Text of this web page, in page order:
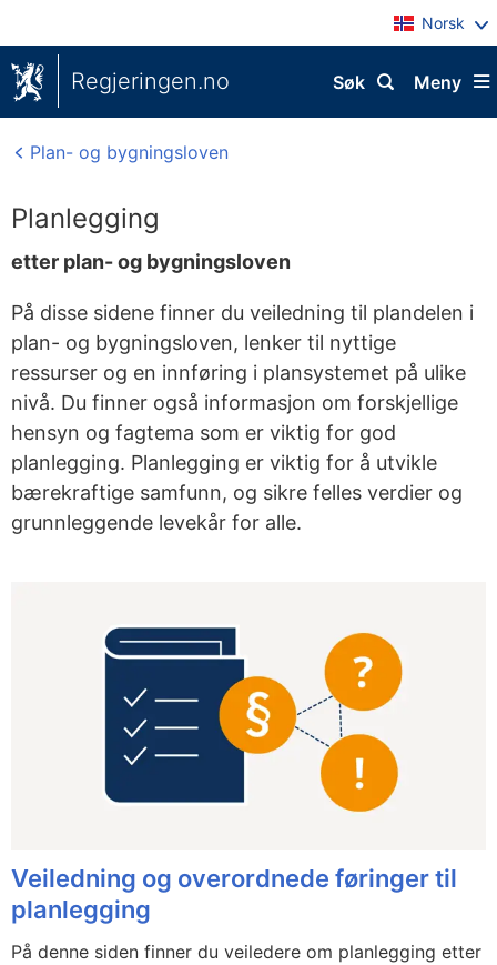
Norsk
Regjeringen.no Meny
Søk
Plan- og bygningsloven
Planlegging
etter plan- og bygningsloven
På disse sidene finner du veiledning til plandelen i
plan- og bygningsloven, lenker til nyttige
ressurser og en innføring i plansystemet på ulike
nivå. Du finner også informasjon om forskjellige
hensyn og fagtema som er viktig for god
planlegging. Planlegging er viktig for å utvikle
bærekraftige samfunn, og sikre felles verdier og
grunnleggende levekår for alle.
Veiledning og overordnede føringer til
planlegging
På denne siden finner du veiledere om planlegging etter